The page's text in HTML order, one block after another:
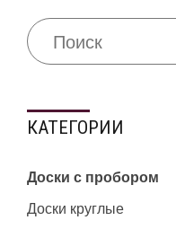
КАТЕГОРИИ
Доски с пробором
Доски круглые